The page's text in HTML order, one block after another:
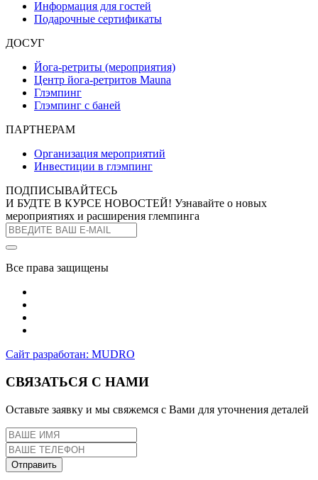
Информация для гостей
Подарочные сертификаты
ДОСУГ
Йога-ретриты (мероприятия)
Центр йога-ретритов Mauna
Глэмпинг
Глэмпинг с баней
ПАРТНЕРАМ
Организация мероприятий
Инвестиции в глэмпинг
ПОДПИСЫВАЙТЕСЬ
И БУДТЕ В КУРСЕ НОВОСТЕЙ! Узнавайте о новых
мероприятиях и расширения глемпинга
Все права защищены
Сайт разработан: MUDRO
СВЯЗАТЬСЯ С НАМИ
Оставьте заявку и мы свяжемся с Вами для уточнения деталей
Отправить